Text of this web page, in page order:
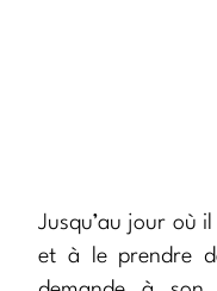
Jusqu’au jour où
et à le prendre